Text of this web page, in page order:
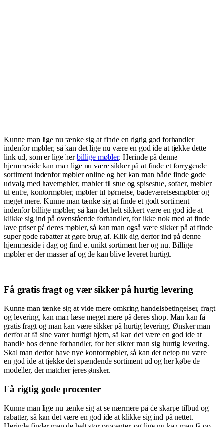
Kunne man lige nu tænke sig at finde en rigtig god forhandler
indenfor møbler, så kan det lige nu være en god ide at tjekke dette
link ud, som er lige herbillige møbler. Herinde på denne
hjemmeside kan man lige nu være sikker på at finde et forrygende
sortiment indenfor møbler online og her kan man både finde gode
udvalg med havemøbler, møbler til stue og spisestue, sofaer, møbler
til entre, kontormøbler, møbler til børnelse, badeværelsesmøbler og
meget mere. Kunne man tænke sig at finde et godt sortiment
indenfor billige møbler, så kan det helt sikkert være en god ide at
klikke sig ind på ovenstående forhandler, for ikke nok med at finde
lave priser på deres møbler, så kan man også være sikker på at finde
super gode rabatter at gøre brug af. Klik dig derfor ind på denne
hjemmeside i dag og find et unikt sortiment her og nu. Billige
møbler er der masser af og de kan blive leveret hurtigt.
Få gratis fragt og vær sikker på hurtig levering
Kunne man tænke sig at vide mere omkring handelsbetingelser, fragt
og levering, kan man læse meget mere på deres shop. Man kan få
gratis fragt og man kan være sikker på hurtig levering. Ønsker man
derfor at få sine varer hurtigt hjem, så kan det være en god ide at
handle hos denne forhandler, for her sikrer man sig hurtig levering.
Skal man derfor have nye kontormøbler, så kan det netop nu være
en god ide at tjekke det spændende sortiment ud og her købe de
modeller, der matcher jeres ønsker.
Få rigtig gode procenter
Kunne man lige nu tænke sig at se nærmere på de skarpe tilbud og
rabatter, så kan det være en god ide at klikke sig ind på nettet.